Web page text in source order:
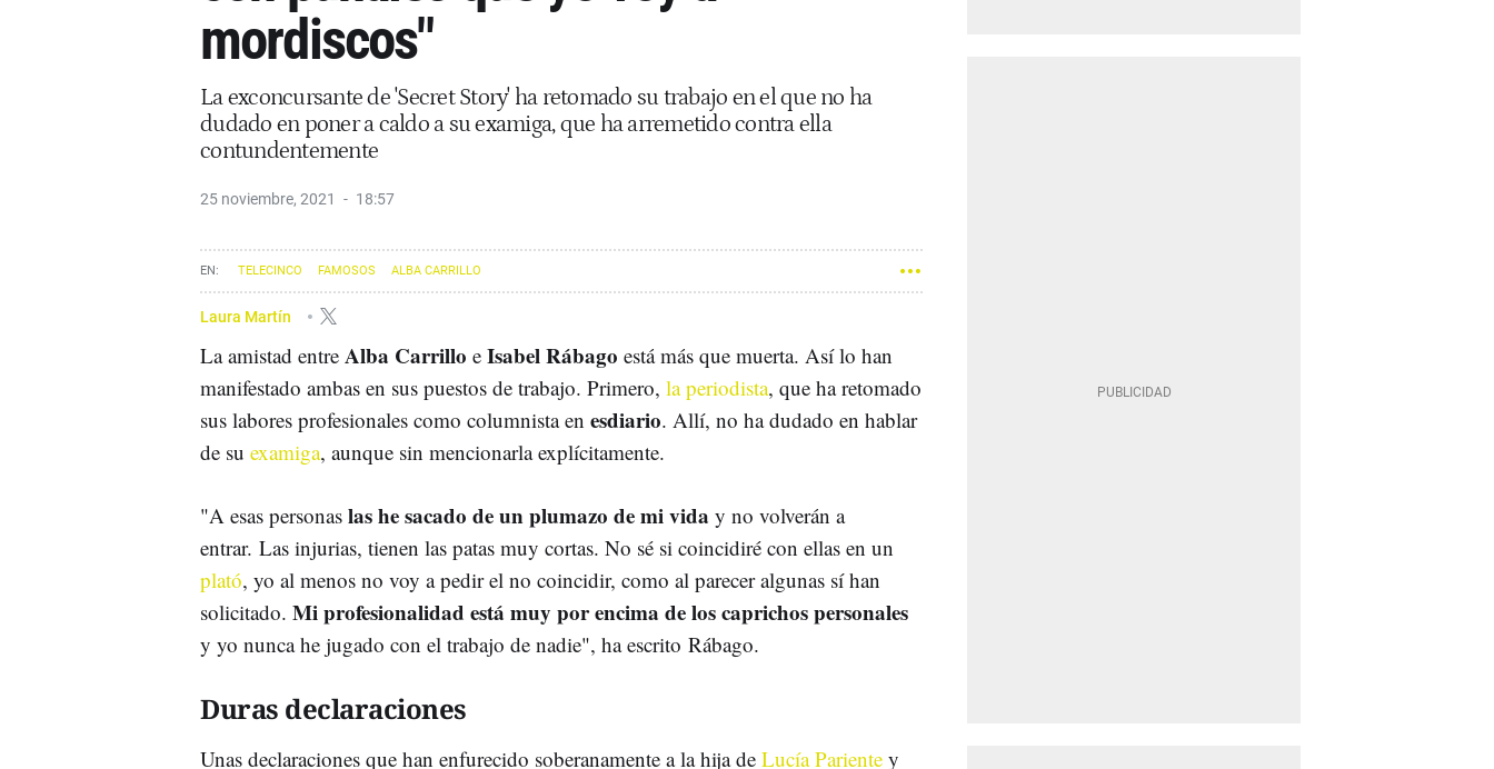
mordiscos"
La exconcursante de 'Secret Story' ha retomado su trabajo en el que no ha
dudado en poner a caldo a su examiga, que ha arremetido contra ella
contundentemente
25 noviembre, 2021 18:57
TELECINCO FAMOSOS ALBA CARRILLO
Laura Martín
La amistad entre Alba Carrillo e Isabel Rábago está más que muerta. Así lo han
manifestado ambas en sus puestos de trabajo. Primero, la periodista, que ha retomado
sus labores profesionales como columnista en esdiario. Allí, no ha dudado en hablar
de su examiga, aunque sin mencionarla explícitamente.
"A esas personas las he sacado de un plumazo de mi vida y no volverán a
entrar. Las injurias, tienen las patas muy cortas. No sé si coincidiré con ellas en un
plató, yo al menos no voy a pedir el no coincidir, como al parecer algunas sí han
solicitado. Mi profesionalidad está muy por encima de los caprichos personales
y yo nunca he jugado con el trabajo de nadie", ha escrito Rábago.
Duras declaraciones
Unas declaraciones que han enfurecido soberanamente a la hija de Lucía Pariente y